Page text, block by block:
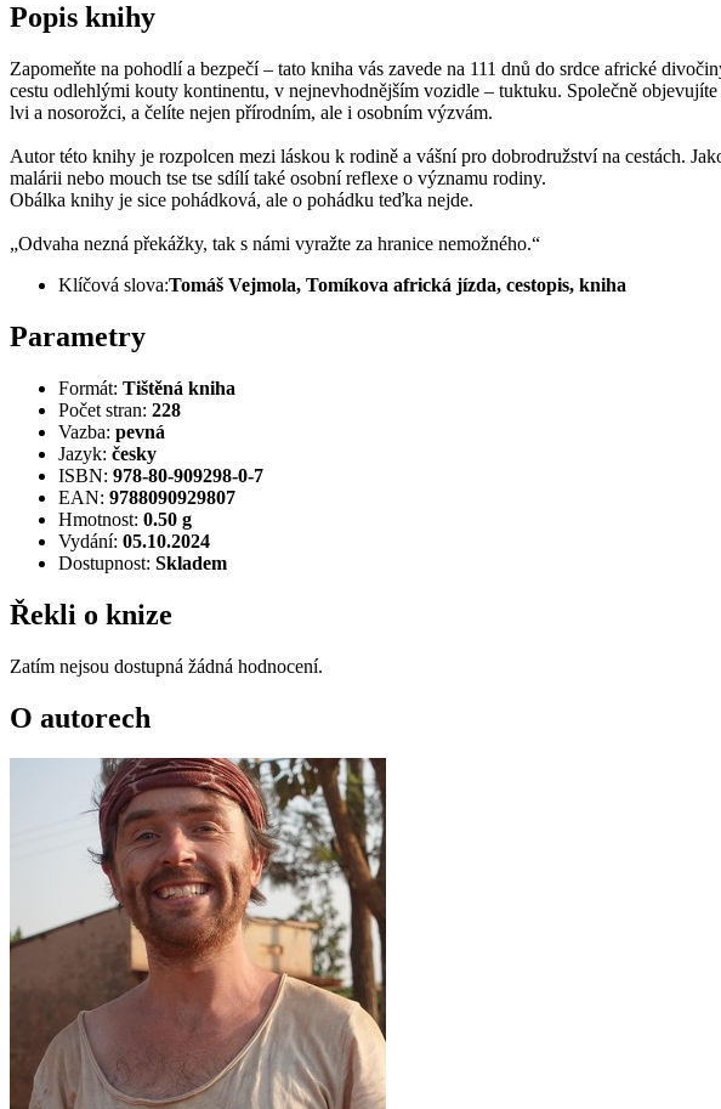
Popis knihy
Zapomeňte na pohodlí a bezpečí – tato kniha vás zavede na 111 dnů do srdce africké
cestu odlehlými kouty kontinentu, v nejnevhodnějším vozidle – tuktuku. Společně
lvi a nosorožci, a čelíte nejen přírodním, ale i osobním výzvám.
Autor této knihy je rozpolcen mezi láskou k rodině a vášní pro dobrodružství na cestách.
malárii nebo mouch tse tse sdílí také osobní reflexe o významu rodiny.
Obálka knihy je sice pohádková, ale o pohádku teďka nejde.
„Odvaha nezná překážky, tak s námi vyražte za hranice nemožného.“
Klíčová slova:Tomáš Vejmola, Tomíkova africká jízda, cestopis, kniha
Parametry
Formát: Tištěná kniha
Počet stran: 228
Vazba: pevná
Jazyk: česky
ISBN: 978-80-909298-0-7
EAN: 9788090929807
Hmotnost: 0.50 g
Vydání: 05.10.2024
Dostupnost: Skladem
Řekli o knize
Zatím nejsou dostupná žádná hodnocení.
O autorech